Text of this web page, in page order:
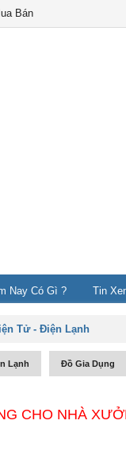
Bán
Nay Có Gì ? Tin
Tử - Điện Lạnh
Lạnh Đồ Gia Dụng
CHO NHÀ